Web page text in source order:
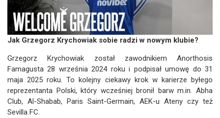
Jak Grzegorz Krychowiak sobie radzi w nowym klubie?
Grzegorz Krychowiak został zawodnikiem Anorthosis
Famagusta 28 września 2024 roku i podpisał umowę do 31
maja 2025 roku. To kolejny ciekawy krok w karierze byłego
reprezentanta Polski, który wcześniej bronił barw m.in. Abha
Club, Al-Shabab, Paris Saint-Germain, AEK-u Ateny czy też
Sevilla FC.